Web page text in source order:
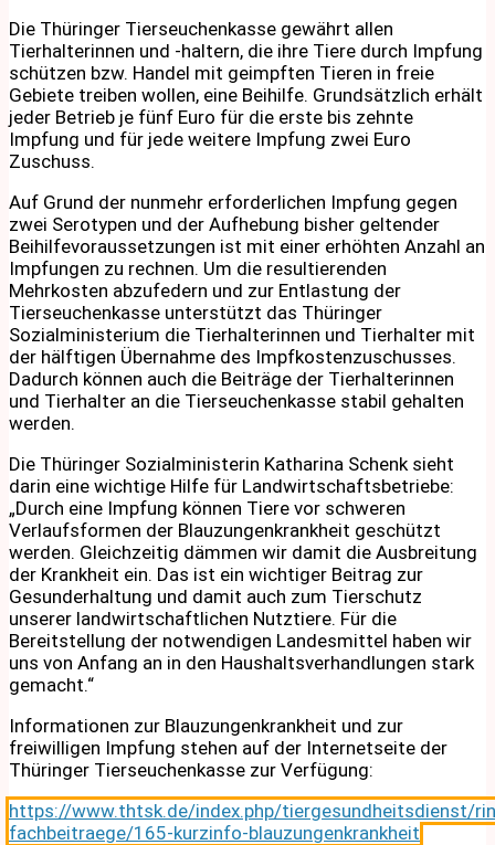
Die Thüringer Tierseuchenkasse gewährt allen
Tierhalterinnen und -haltern, die ihre Tiere durch Impfung
schützen bzw. Handel mit geimpften Tieren in freie
Gebiete treiben wollen, eine Beihilfe. Grundsätzlich erhält
jeder Betrieb je fünf Euro für die erste bis zehnte
Impfung und für jede weitere Impfung zwei Euro
Zuschuss.
Auf Grund der nunmehr erforderlichen Impfung gegen
zwei Serotypen und der Aufhebung bisher geltender
Beihilfevoraussetzungen ist mit einer erhöhten Anzahl an
Impfungen zu rechnen. Um die resultierenden
Mehrkosten abzufedern und zur Entlastung der
Tierseuchenkasse unterstützt das Thüringer
Sozialministerium die Tierhalterinnen und Tierhalter mit
der hälftigen Übernahme des Impfkostenzuschusses.
Dadurch können auch die Beiträge der Tierhalterinnen
und Tierhalter an die Tierseuchenkasse stabil gehalten
werden.
Die Thüringer Sozialministerin Katharina Schenk sieht
darin eine wichtige Hilfe für Landwirtschaftsbetriebe:
„Durch eine Impfung können Tiere vor schweren
Verlaufsformen der Blauzungenkrankheit geschützt
werden. Gleichzeitig dämmen wir damit die Ausbreitung
der Krankheit ein. Das ist ein wichtiger Beitrag zur
Gesunderhaltung und damit auch zum Tierschutz
unserer landwirtschaftlichen Nutztiere. Für die
Bereitstellung der notwendigen Landesmittel haben wir
uns von Anfang an in den Haushaltsverhandlungen stark
gemacht.“
Informationen zur Blauzungenkrankheit und zur
freiwilligen Impfung stehen auf der Internetseite der
Thüringer Tierseuchenkasse zur Verfügung:
https://www.thtsk.de/index.php/tiergesundheitsdienst/
fachbeitraege/165-kurzinfo-blauzungenkrankheit